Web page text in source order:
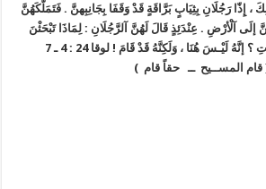
إِذّا رَجُلَانِ بِثِيَابٍ بَرَّاقَةٍ قَدْ وَقَفَا بِجَانِبِهنَّ . فَتَمَلَّكَهُنَّ
آلْأرْضِ . عِنْدَئِذٍ قَالَ لَهُنَّ آلرَّجُلَانِ : لِمَاذَا تَبْحَثْنَ
لَيْـسَ هُنَا ، وَلَكِنَّهُ قَدْ قَامَ ! لوقا 24 : 4 ـ 7
قام المســيح ــ حقاً قام )